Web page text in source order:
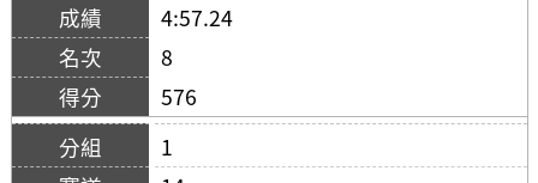
4:57.24
8
576
1